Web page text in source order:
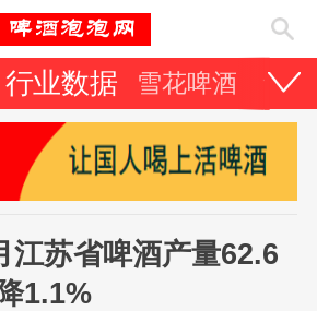
行业数据 雪花啤酒 青
江苏省啤酒产量62.6
1.1%